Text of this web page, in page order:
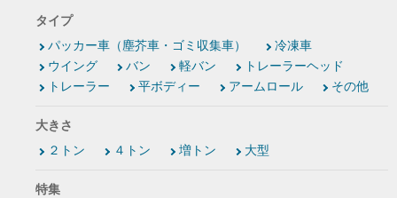
タイプ
パッカー車（塵芥車・ゴミ収集車）
冷凍車
ウイング
バン 軽バン
トレーラーヘッド
トレーラー
平ボディー アームロール その他
大きさ
２トン
４トン 増トン 大型
特集